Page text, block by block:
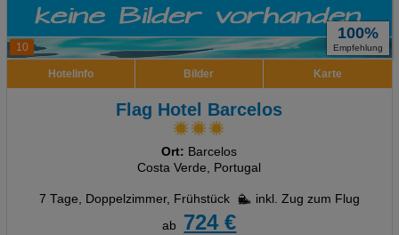
10
100%
Empfehlung
Hotelinfo Bilder Karte
Flag Hotel Barcelos
Ort: Barcelos
Costa Verde, Portugal
7 Tage, Doppelzimmer, Frühstück
inkl. Zug zum Flug
ab
724 €